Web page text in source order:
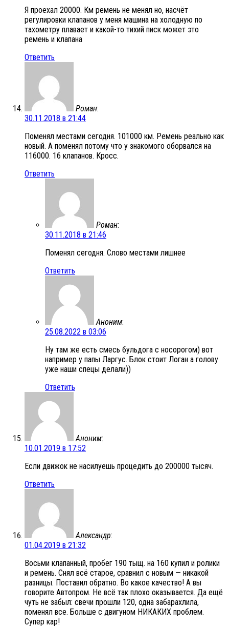
Я проехал 20000. Км ремень не менял но, насчёт
регулировки клапанов у меня машина на холодную по
тахометру плавает и какой-то тихий писк может это
ремень и клапана
Ответить
Роман:
30.11.2018 в 21:44
Поменял местами сегодня. 101000 км. Ремень реально как
новый. А поменял потому что у знакомого оборвался на
116000. 16 клапанов. Кросс.
Ответить
Роман:
30.11.2018 в 21:46
Поменял сегодня. Слово местами лишнее
Ответить
Аноним:
25.08.2022 в 03:06
Ну там же есть смесь бульдога с носорогом) вот
например у папы Ларгус. Блок стоит Логан а голову
уже наши спецы делали))
Ответить
Аноним:
10.01.2019 в 17:52
Если движок не насилуешь процедить до 200000 тысяч.
Ответить
Александр:
01.04.2019 в 21:32
Восьми клапанный, пробег 190 тыщ. на 160 купил и ролики
и ремень. Снял всё старое, сравнил с новым — никакой
разницы. Поставил обратно. Во какое качество! А вы
говорите Автопром. Не всё так плохо оказывается. Да ещё
чуть не забыл: свечи прошли 120, одна забарахлила,
поменял все. Больше с двигуном НИКАКИХ проблем.
Супер кар!